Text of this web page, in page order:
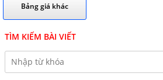
Bảng giá khác
TÌM KIẾM BÀI VIẾT